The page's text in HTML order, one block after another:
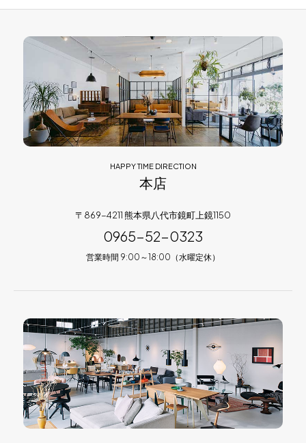
HAPPY TIME DIRECTION
本店
〒869-4211 熊本県八代市鏡町上鏡1150
0965-52-0323
営業時間 9:00～18:00（水曜定休）